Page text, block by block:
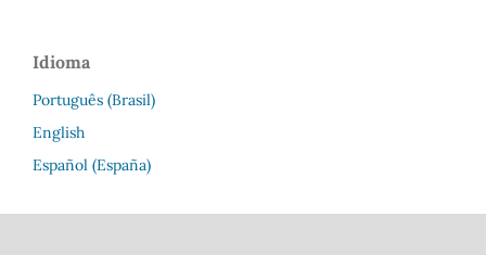
Idioma
Português (Brasil)
English
Español (España)